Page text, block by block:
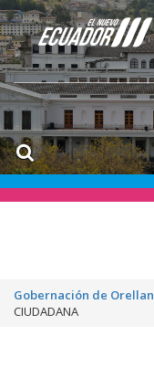
Gobernación de
CIUDADANA